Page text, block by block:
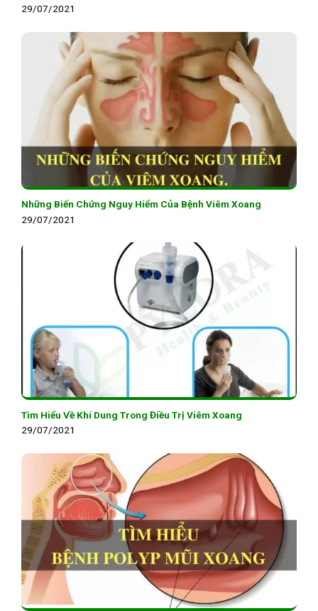
29/07/2021
Những Biến Chứng Nguy Hiểm Của Bệnh Viêm Xoang
29/07/2021
Tìm Hiểu Về Khí Dung Trong Điều Trị Viêm Xoang
29/07/2021